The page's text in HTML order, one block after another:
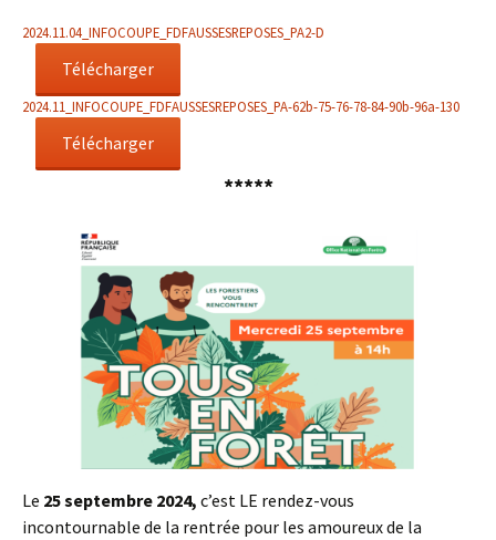
2024.11.04_INFOCOUPE_FDFAUSSESREPOSES_PA2-D
Télécharger
2024.11_INFOCOUPE_FDFAUSSESREPOSES_PA-62b-75-76-78-84-90b-96a-130
Télécharger
*****
Le 25 septembre 2024, c’est LE rendez-vous
incontournable de la rentrée pour les amoureux de la